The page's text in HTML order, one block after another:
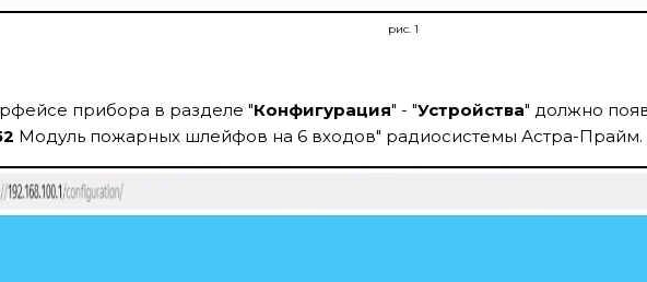
рис. 1
прибора в разделе "Конфигурация" - "Устройства" должно
Модуль пожарных шлейфов на 6 входов" радиосистемы Астра-Прайм.